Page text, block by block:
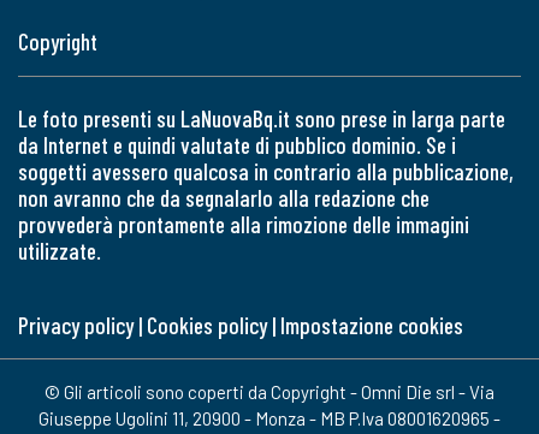
Copyright
Le foto presenti su LaNuovaBq.it sono prese in larga parte
da Internet e quindi valutate di pubblico dominio. Se i
soggetti avessero qualcosa in contrario alla pubblicazione,
non avranno che da segnalarlo alla redazione che
provvederà prontamente alla rimozione delle immagini
utilizzate.
Privacy policy| Cookies policy| Impostazione cookies
© Gli articoli sono coperti da Copyright - Omni Die srl - Via
Giuseppe Ugolini 11, 20900 - Monza - MB P.Iva 08001620965 -